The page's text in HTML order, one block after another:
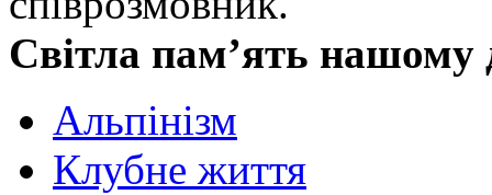
Світла пам’ять нашому
Альпінізм
Клубне життя